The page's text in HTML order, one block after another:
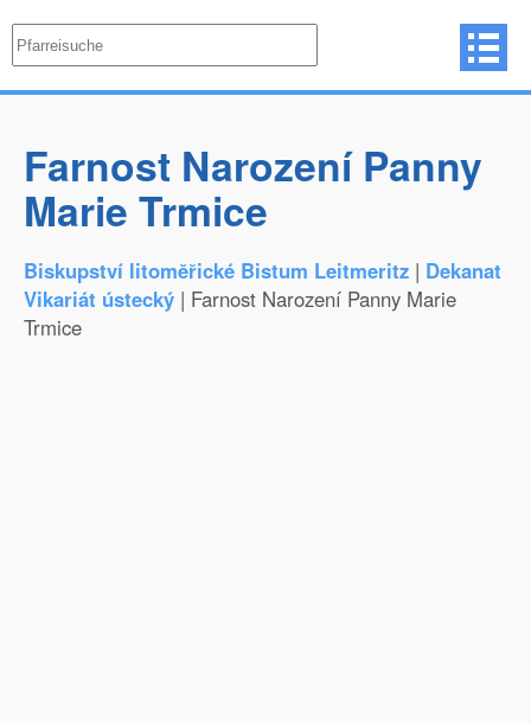
Farnost Narození Panny
Marie Trmice
Biskupství litoměřické Bistum Leitmeritz | Dekanat
Vikariát ústecký | Farnost Narození Panny Marie
Trmice